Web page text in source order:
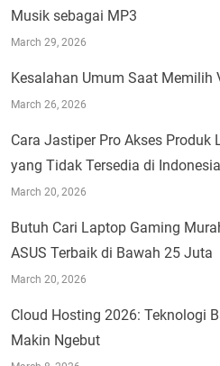
Musik sebagai MP3
March 29, 2026
Kesalahan Umum Saat Memilih
March 26, 2026
Cara Jastiper Pro Akses Produk
yang Tidak Tersedia di Indonesia
March 20, 2026
Butuh Cari Laptop Gaming
ASUS Terbaik di Bawah 25 Juta
March 20, 2026
Cloud Hosting 2026: Teknologi
Makin Ngebut